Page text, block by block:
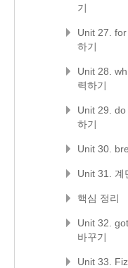
기
Unit 27.
하기
Unit 28.
력하기
Unit 29.
하기
Unit 30.
Unit 31. 계
핵심 정리
Unit 32.
바꾸기
Unit 33.